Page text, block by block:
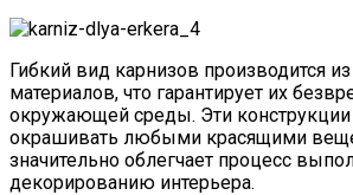
Гибкий вид карнизов производится
материалов, что гарантирует их
окружающей среды. Эти
окрашивать любыми красящими
значительно облегчает процесс
декорированию интерьера.